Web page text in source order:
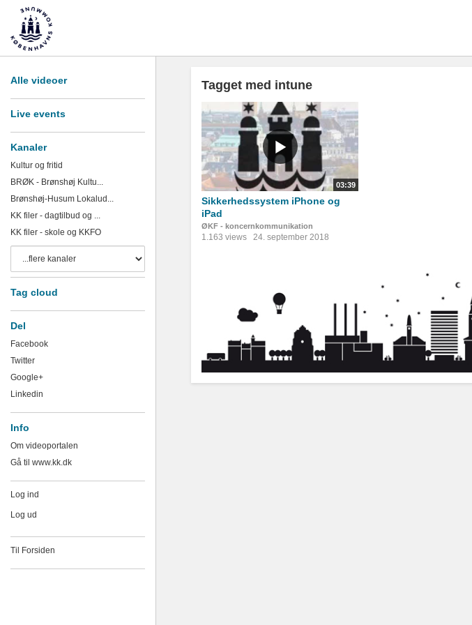
Alle videoer
Live events
Kanaler
Kultur og fritid
BRØK - Brønshøj Kultu...
Brønshøj-Husum Lokalud...
KK filer - dagtilbud og ...
KK filer - skole og KKFO
Tag cloud
Del
Facebook
Twitter
Google+
Linkedin
Info
Om videoportalen
Gå til www.kk.dk
Log ind
Log ud
Til Forsiden
Tagget med intune
03:39
Sikkerhedssystem iPhone og
iPad
ØKF - koncernkommunikation
1.163 views 24. september 2018